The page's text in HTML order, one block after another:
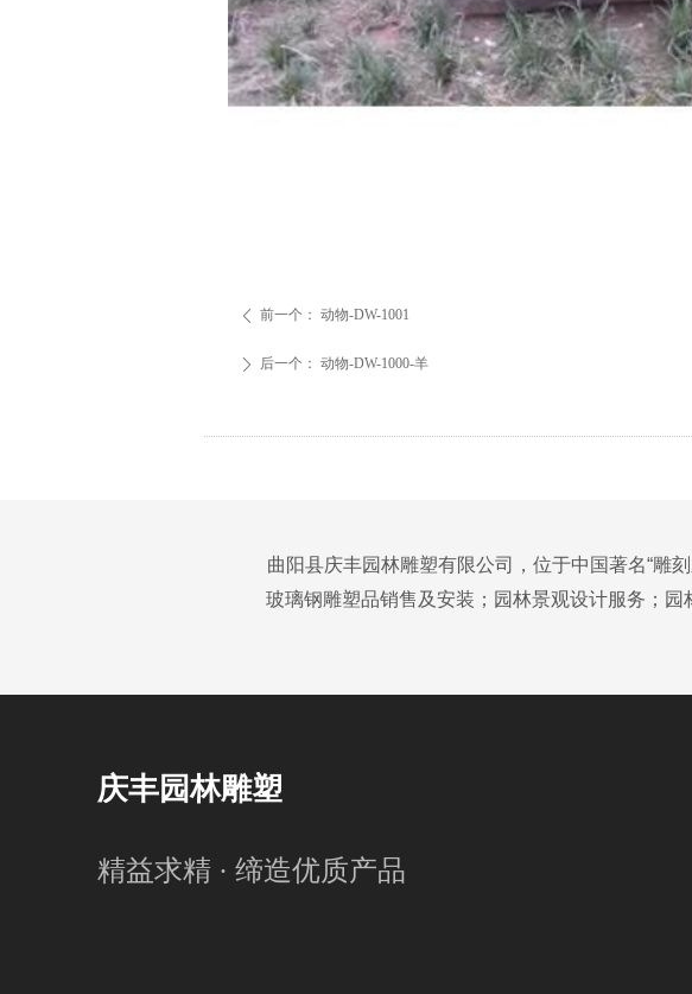
ꄴ 前一个： 动物-DW-1001
ꄲ 后一个： 动物-DW-1000-羊
曲阳县庆丰园林雕塑有限公司，位于中国著名“雕
玻璃钢雕塑品销售及安装；园林景观设计服务；
精益求精 · 缔造优质产品
庆丰园林雕塑